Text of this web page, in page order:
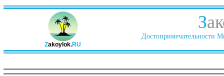
Zakoylok.RU
З
Достопримечательности